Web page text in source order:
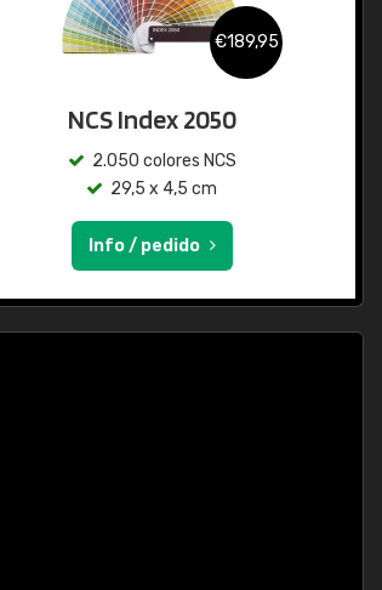
€189,95
NCS Index 2050
2.050 colores NCS
29,5 x 4,5 cm
Info / pedido